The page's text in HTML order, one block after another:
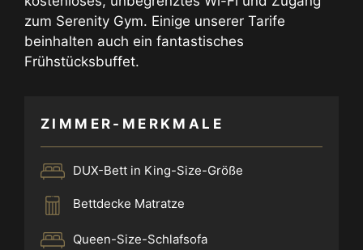
zum Serenity Gym. Einige unserer Tarife
beinhalten auch ein fantastisches
Frühstücksbuffet.
ZIMMER-MERKMALE
DUX-Bett in King-Size-Größe
Bettdecke Matratze
Queen-Size-Schlafsofa